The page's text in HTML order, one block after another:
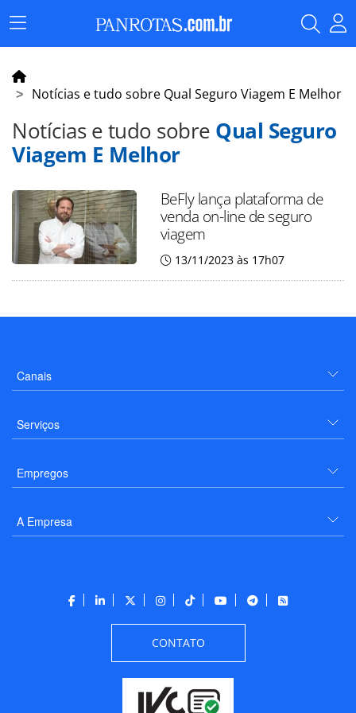
Menu
Principal
Notícias e tudo sobre Qual Seguro Viagem E Melhor
Notícias e tudo sobre Qual Seguro
Viagem E Melhor
BeFly lança plataforma de
venda on-line de seguro
viagem
13/11/2023 às 17h07
Canais
Serviços
Empregos
A Empresa
CONTATO